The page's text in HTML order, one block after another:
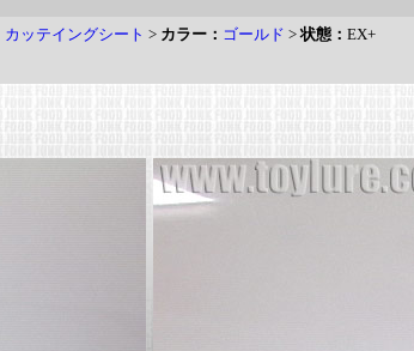
ッテイングシート > カラー： ゴールド >状態： EX+